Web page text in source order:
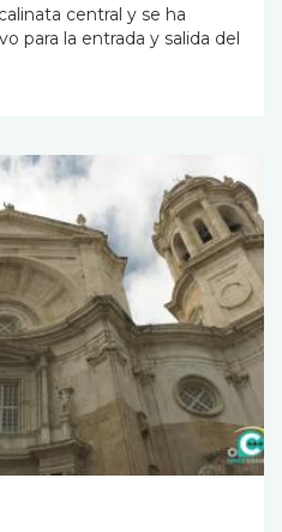
central y se ha
para la entrada y salida del